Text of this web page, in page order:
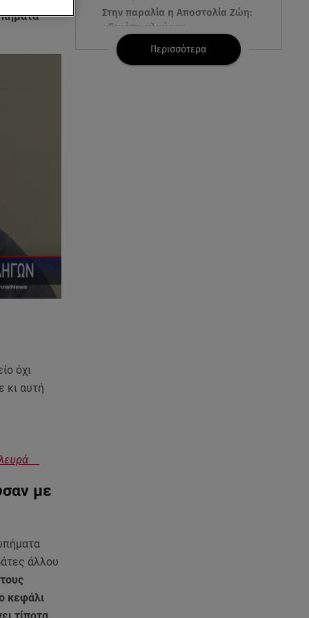
Στην παραλία η Αποστολία Ζώη:
«Γεμάτη αλμύρα»
06.08.26 , 22:10
Περισσότερα
όχι
κι αυτή
με
άλλου
κεφάλι